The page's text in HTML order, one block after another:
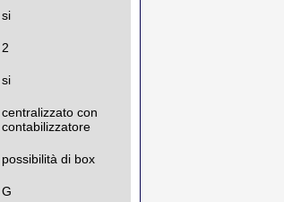
si
2
si
centralizzato con
contabilizzatore
possibilità di box
G